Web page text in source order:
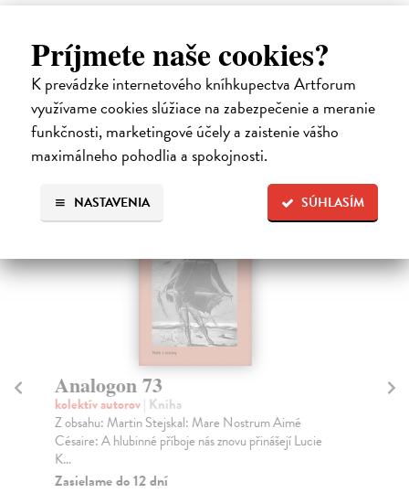
Príjmete naše cookies?
K prevádzke internetového kníhkupectva Artforum
využívame cookies slúžiace na zabezpečenie a meranie
funkčnosti, marketingové účely a zaistenie vášho
maximálneho pohodlia a spokojnosti.
SÚHLASÍM
NASTAVENIA
High-contrast mode
Čitatelia s podobným vkusom si
kúpili aj:
Analogon 73
kolektív autorov| Kniha
Z obsahu: Martin Stejskal: Mare Nostrum Aimé
Césaire: A hlubinné příboje nás znovu přinášejí Lucie
K...
Zasielame do 12 dní